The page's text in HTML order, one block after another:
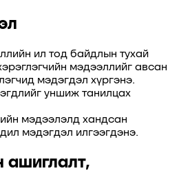
ил тод байдлын тухай
мэдээллийг авсан
мэдэгдэл хүргэнэ.
уншиж танилцах
мэдээлэлд хандсан
мэдэгдэл илгээгдэнэ.
ашиглалт,